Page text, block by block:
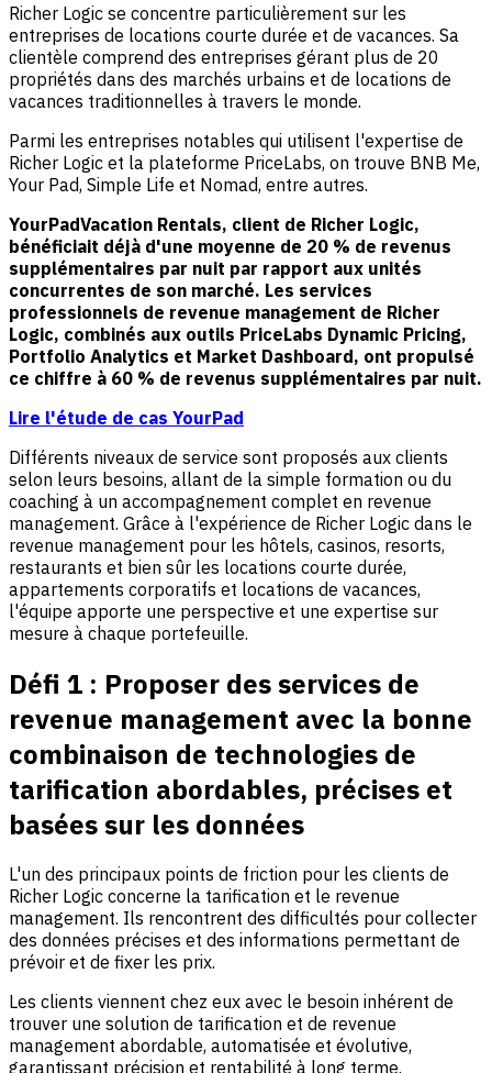
Richer Logic se concentre particulièrement sur les
entreprises de locations courte durée et de vacances. Sa
clientèle comprend des entreprises gérant plus de 20
propriétés dans des marchés urbains et de locations de
vacances traditionnelles à travers le monde.
Parmi les entreprises notables qui utilisent l'expertise de
Richer Logic et la plateforme PriceLabs, on trouve BNB Me,
Your Pad, Simple Life et Nomad, entre autres.
YourPadVacation Rentals, client de Richer Logic,
bénéficiait déjà d'une moyenne de 20 % de revenus
supplémentaires par nuit par rapport aux unités
concurrentes de son marché. Les services
professionnels de revenue management de Richer
Logic, combinés aux outils PriceLabs Dynamic Pricing,
Portfolio Analytics et Market Dashboard, ont propulsé
ce chiffre à 60 % de revenus supplémentaires par nuit.
Lire l'étude de cas YourPad
Différents niveaux de service sont proposés aux clients
selon leurs besoins, allant de la simple formation ou du
coaching à un accompagnement complet en revenue
management. Grâce à l'expérience de Richer Logic dans le
revenue management pour les hôtels, casinos, resorts,
restaurants et bien sûr les locations courte durée,
appartements corporatifs et locations de vacances,
l'équipe apporte une perspective et une expertise sur
mesure à chaque portefeuille.
Défi 1 : Proposer des services de
revenue management avec la bonne
combinaison de technologies de
tarification abordables, précises et
basées sur les données
L'un des principaux points de friction pour les clients de
Richer Logic concerne la tarification et le revenue
management. Ils rencontrent des difficultés pour collecter
des données précises et des informations permettant de
prévoir et de fixer les prix.
Les clients viennent chez eux avec le besoin inhérent de
trouver une solution de tarification et de revenue
management abordable, automatisée et évolutive,
garantissant précision et rentabilité à long terme.